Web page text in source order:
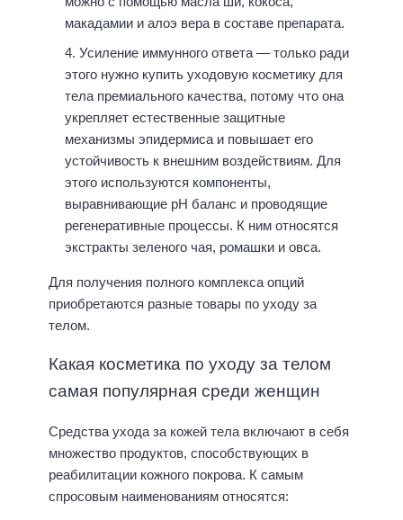
макадамии и алоэ вера в составе препарата.
Усиление иммунного ответа — только ради
этого нужно купить уходовую косметику для
тела премиального качества, потому что она
укрепляет естественные защитные
механизмы эпидермиса и повышает его
устойчивость к внешним воздействиям. Для
этого используются компоненты,
выравнивающие рН баланс и проводящие
регенеративные процессы. К ним относятся
экстракты зеленого чая, ромашки и овса.
Для получения полного комплекса опций
приобретаются разные товары по уходу за
телом.
Какая косметика по уходу за телом
самая популярная среди женщин
Средства ухода за кожей тела включают в себя
множество продуктов, способствующих в
реабилитации кожного покрова. К самым
спросовым наименованиям относятся: